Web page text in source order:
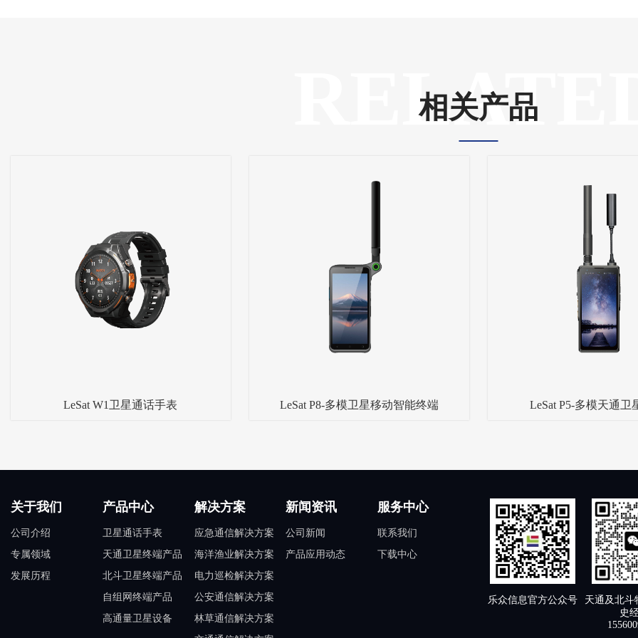
相关产品
LeSat W1卫星通话手表 LeSat P8-多模卫星移动智能终端 LeSat P5-多模天通卫
关于我们
公司介绍
专属领域
发展历程
产品中心
卫星通话手表
天通卫星终端产品
北斗卫星终端产品
自组网终端产品
高通量卫星设备
解决方案
应急通信解决方案
海洋渔业解决方案
电力巡检解决方案
公安通信解决方案
林草通信解决方案
新闻资讯
公司新闻
产品应用动态
服务中心
联系我们
下载中心
乐众信息官方公众号
天通及北斗
史